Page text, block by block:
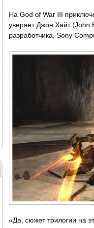
На God of War III
уверяет Джон Хайт (John
разработчика, Sony
«Да, сюжет трилогии на